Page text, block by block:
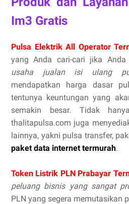
Im3 Gratis
Pulsa Elektrik All Operator
yang Anda cari-cari jika
usaha jualan isi ulang
mendapatkan harga dasar
tentunya keuntungan yang
semakin besar. Tidak
thalitapulsa.com juga
lainnya, yakni pulsa transfer,
paket data internet termurah.
Token Listrik PLN Prabayar
peluang bisnis yang sangat
PLN yang segera memutasikan